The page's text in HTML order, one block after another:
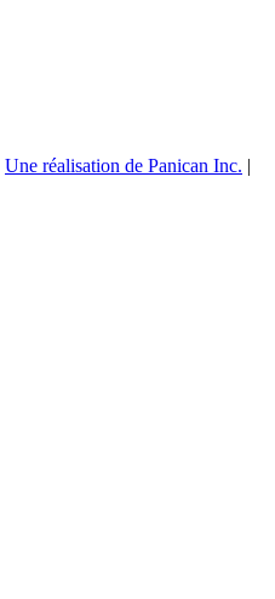
Une réalisation de Panican Inc. |